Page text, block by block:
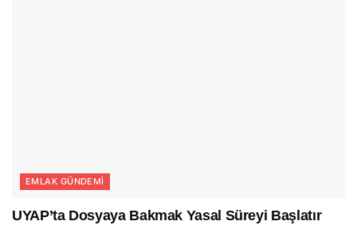
EMLAK GÜNDEMI
UYAP’ta Dosyaya Bakmak Yasal Süreyi Başlatır